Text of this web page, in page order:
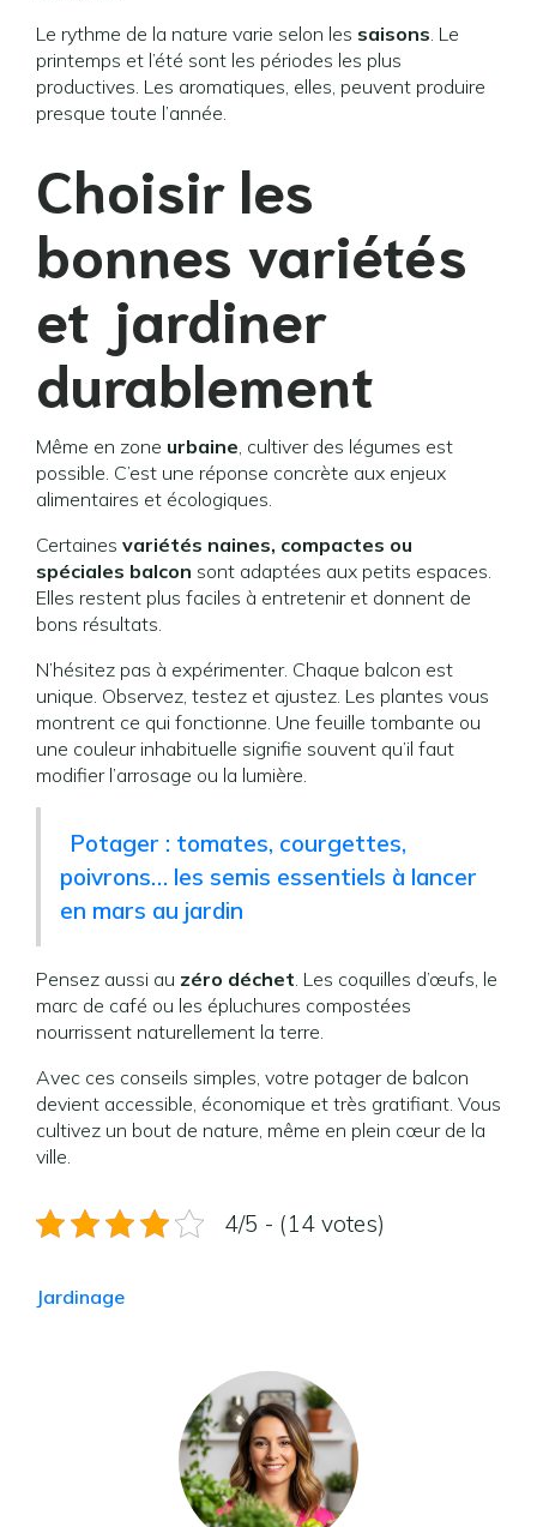
Le rythme de la nature varie selon les saisons. Le
printemps et l’été sont les périodes les plus
productives. Les aromatiques, elles, peuvent produire
presque toute l’année.
Choisir les
bonnes variétés
et jardiner
durablement
Même en zone urbaine, cultiver des légumes est
possible. C’est une réponse concrète aux enjeux
alimentaires et écologiques.
Certaines variétés naines, compactes ou
spéciales balcon sont adaptées aux petits espaces.
Elles restent plus faciles à entretenir et donnent de
bons résultats.
N’hésitez pas à expérimenter. Chaque balcon est
unique. Observez, testez et ajustez. Les plantes vous
montrent ce qui fonctionne. Une feuille tombante ou
une couleur inhabituelle signifie souvent qu’il faut
modifier l’arrosage ou la lumière.
Potager : tomates, courgettes,
poivrons… les semis essentiels à lancer
en mars au jardin
Pensez aussi au zéro déchet. Les coquilles d’œufs, le
marc de café ou les épluchures compostées
nourrissent naturellement la terre.
Avec ces conseils simples, votre potager de balcon
devient accessible, économique et très gratifiant. Vous
cultivez un bout de nature, même en plein cœur de la
ville.
4/5 - (14 votes)
Jardinage